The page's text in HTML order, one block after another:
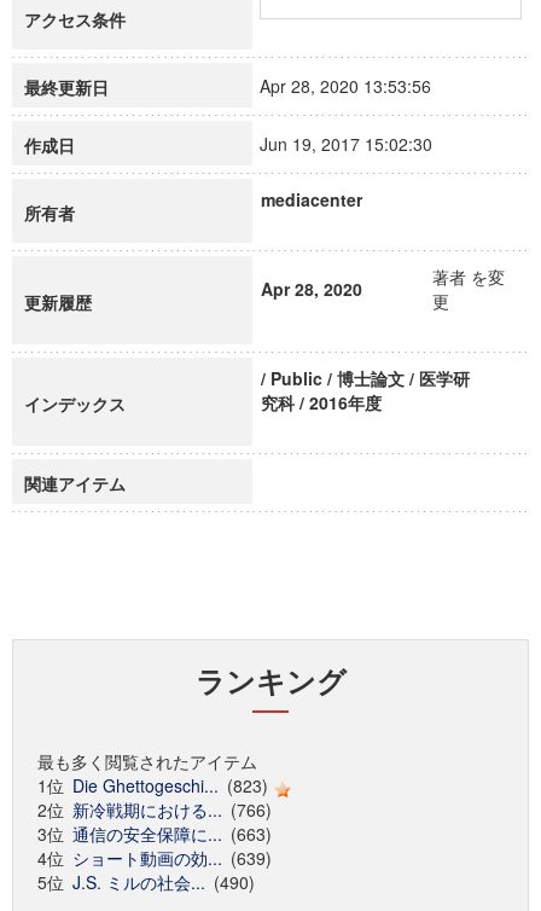
アクセス条件
最終更新日 Apr 28, 2020 13:53:56
作成日 Jun 19, 2017 15:02:30
所有者
mediacenter
更新履歴
Apr 28, 2020
著者 を変
更
インデックス
/ Public / 博士論文 / 医学研
究科 / 2016年度
関連アイテム
ランキング
最も多く閲覧されたアイテム
1位 Die Ghettogeschi... (823)
2位 新冷戦期における... (766)
3位 通信の安全保障に... (663)
4位 ショート動画の効... (639)
5位 J.S. ミルの社会... (490)